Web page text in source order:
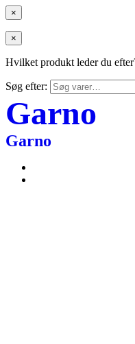
×
×
Hvilket produkt leder du
Søg efter:
Garno
Garno